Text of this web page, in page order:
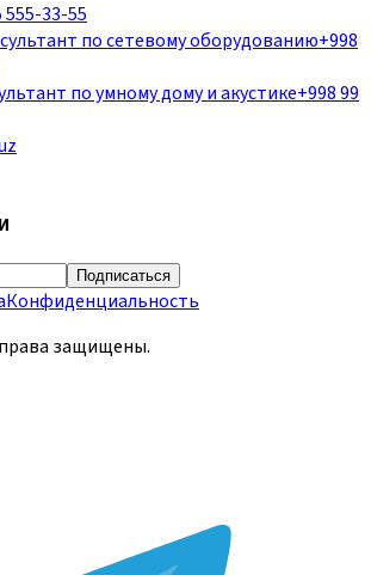
555-33-55
по сетевому оборудованию+998
по умному дому и акустике+998 99
Подписаться
Конфиденциальность
защищены.